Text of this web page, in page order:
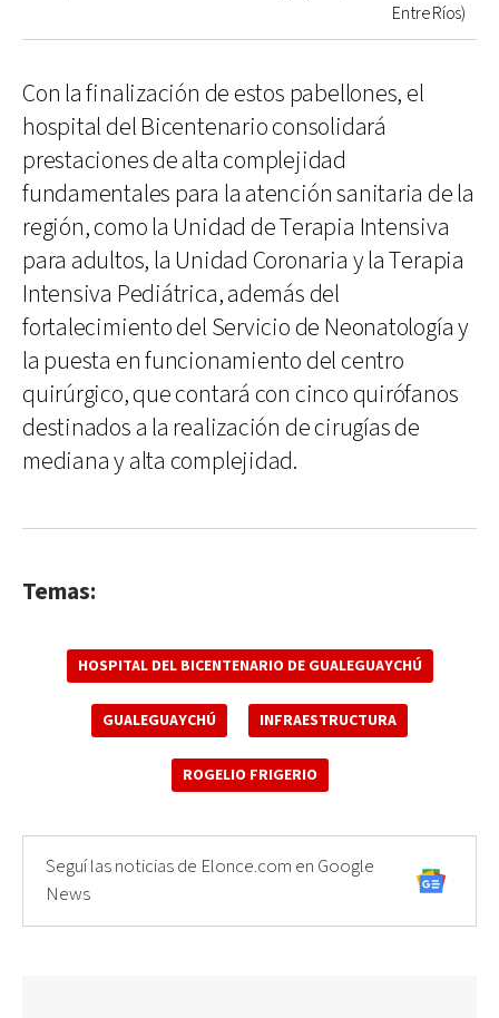
Entre Ríos)
Con la finalización de estos pabellones, el
hospital del Bicentenario consolidará
prestaciones de alta complejidad
fundamentales para la atención sanitaria de la
región, como la Unidad de Terapia Intensiva
para adultos, la Unidad Coronaria y la Terapia
Intensiva Pediátrica, además del
fortalecimiento del Servicio de Neonatología y
la puesta en funcionamiento del centro
quirúrgico, que contará con cinco quirófanos
destinados a la realización de cirugías de
mediana y alta complejidad.
Temas:
HOSPITAL DEL BICENTENARIO DE GUALEGUAYCHÚ
GUALEGUAYCHÚ INFRAESTRUCTURA
ROGELIO FRIGERIO
Seguí las noticias de Elonce.com en Google
News